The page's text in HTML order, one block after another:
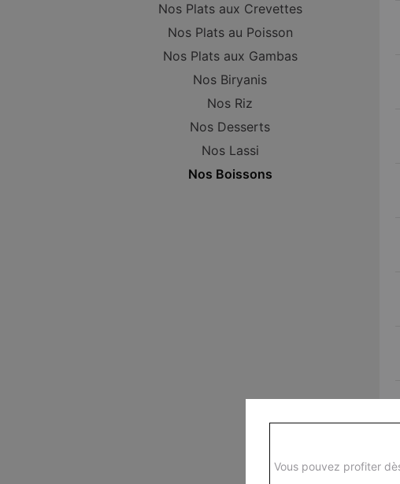
Nos Plats aux Crevettes
Nos Plats au Poisson
Nos Plats aux Gambas
Nos Biryanis
Nos Riz
Nos Desserts
Nos Lassi
Nos Boissons
Vous pouvez profiter